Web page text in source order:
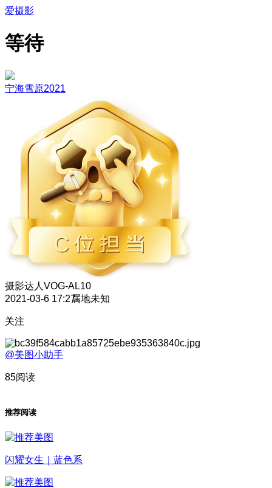
爱摄影
等待
宁海雪原2021
摄影达人 VOG-AL10
2021-03-6 17:27属地未知
关注
@美图小助手
85阅读
推荐阅读
闪耀女生｜蓝色系